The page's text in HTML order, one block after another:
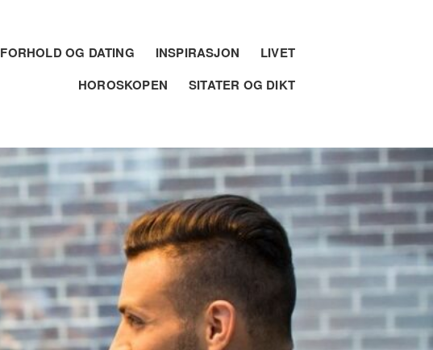
FORHOLD OG DATING INSPIRASJON
LIVET
HOROSKOPEN
SITATER OG DIKT